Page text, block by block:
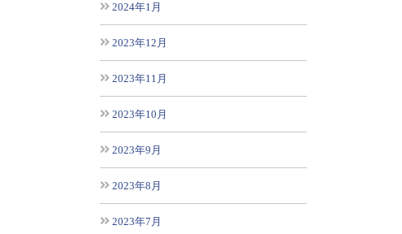
2024年1月
2023年12月
2023年11月
2023年10月
2023年9月
2023年8月
2023年7月